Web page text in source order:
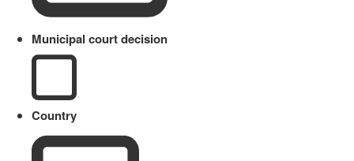
Municipal court decision
Country